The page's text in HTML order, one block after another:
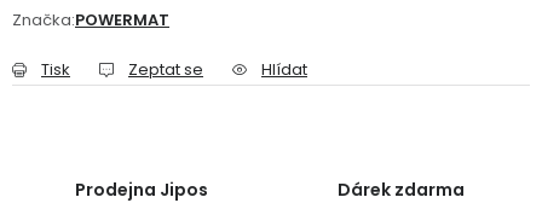
Reklamační formulář
Obchodní podmínky Reklamační řád
Značka:POWERMAT
Tisk Zeptat se Hlídat
Prodejna Jipos Dárek zdarma